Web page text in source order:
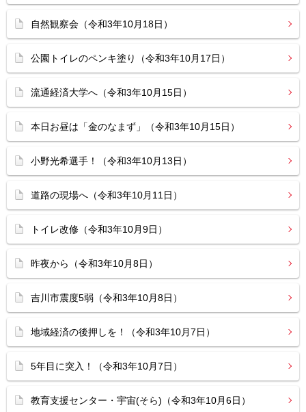
自然観察会（令和3年10月18日）
公園トイレのペンキ塗り（令和3年10月17日）
流通経済大学へ（令和3年10月15日）
本日お昼は「金のなまず」（令和3年10月15日）
小野光希選手！（令和3年10月13日）
道路の現場へ（令和3年10月11日）
トイレ改修（令和3年10月9日）
昨夜から（令和3年10月8日）
吉川市震度5弱（令和3年10月8日）
地域経済の後押しを！（令和3年10月7日）
5年目に突入！（令和3年10月7日）
教育支援センター・宇宙(そら)（令和3年10月6日）